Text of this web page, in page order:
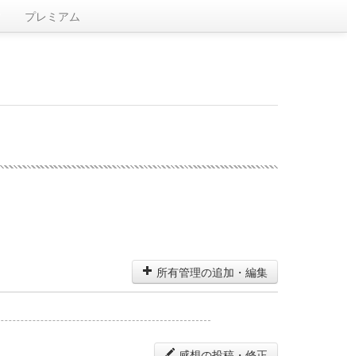
プレミアム
所有管理の追加・編集